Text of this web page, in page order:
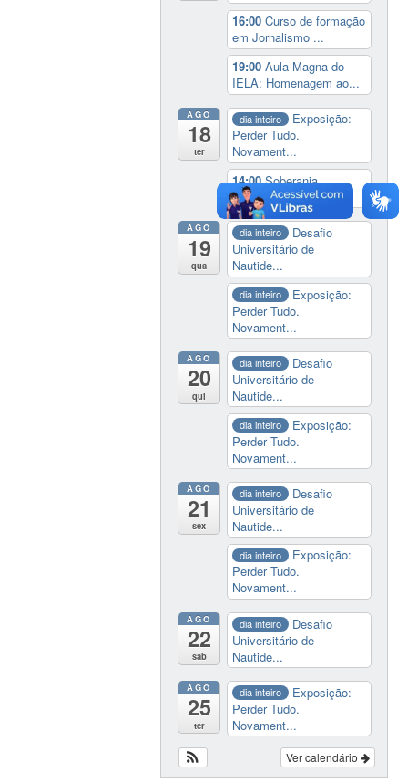
16:00Curso de formação
em Jornalismo ...
19:00Aula Magna do
IELA: Homenagem ao...
AGO
18
ter
dia inteiro
Exposição:
Perder Tudo.
Novament...
14:00Soberania
tecnológica e digital
AGO
19
qua
dia inteiro
Desafio
Universitário de
Nautide...
dia inteiro
Exposição:
Perder Tudo.
Novament...
AGO
20
qui
dia inteiro
Desafio
Universitário de
Nautide...
dia inteiro
Exposição:
Perder Tudo.
Novament...
AGO
21
sex
dia inteiro
Desafio
Universitário de
Nautide...
dia inteiro
Exposição:
Perder Tudo.
Novament...
AGO
22
sáb
dia inteiro
Desafio
Universitário de
Nautide...
AGO
25
ter
dia inteiro
Exposição:
Perder Tudo.
Novament...
Ver calendário